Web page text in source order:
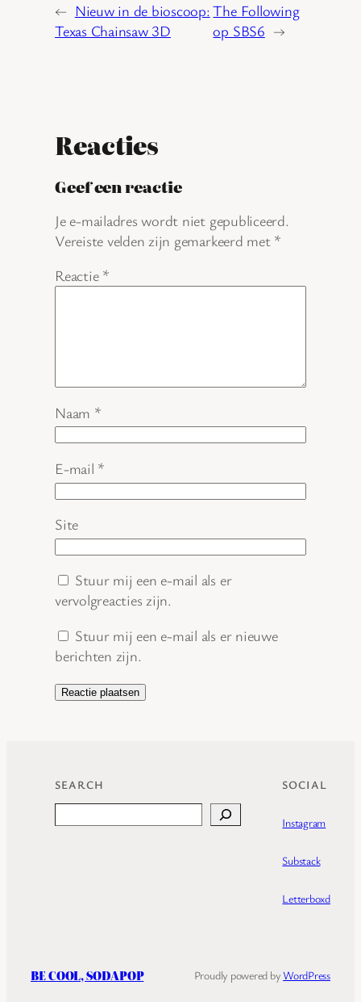
← Nieuw in de bioscoop:
Texas Chainsaw 3D
The Following
op SBS6 →
Reacties
Geef een reactie
Je e-mailadres wordt niet gepubliceerd.
Vereiste velden zijn gemarkeerd met *
Reactie *
Naam *
E-mail *
Site
Stuur mij een e-mail als er
vervolgreacties zijn.
Stuur mij een e-mail als er nieuwe
berichten zijn.
SEARCH SOCIAL
Instagram
Substack
Letterboxd
BE COOL, SODAPOP Proudly powered byWordPress